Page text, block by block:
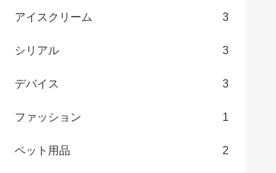
アイスクリーム 3
シリアル 3
デバイス 3
ファッション 1
ペット用品 2